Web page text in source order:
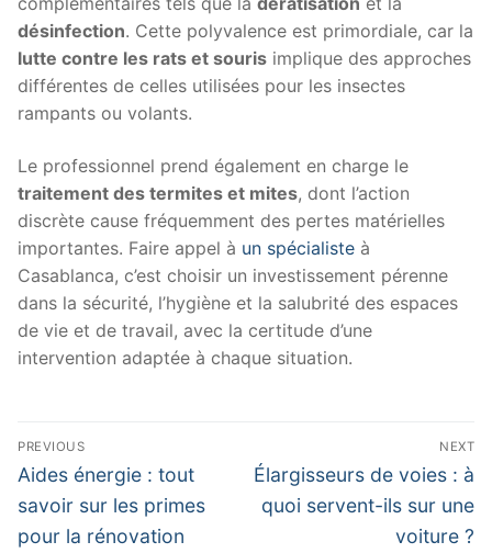
désinfection. Cette polyvalence est primordiale, car la
lutte contre les rats et souris implique des approches
différentes de celles utilisées pour les insectes
rampants ou volants.
Le professionnel prend également en charge le
traitement des termites et mites, dont l’action
discrète cause fréquemment des pertes matérielles
importantes. Faire appel à un spécialiste à
Casablanca, c’est choisir un investissement pérenne
dans la sécurité, l’hygiène et la salubrité des espaces
de vie et de travail, avec la certitude d’une
intervention adaptée à chaque situation.
Navigation
de
l’article
PREVIOUS
Previous
post:
Aides énergie : tout
savoir sur les primes
pour la rénovation
NEXT
Next
post:
Élargisseurs de voies : à
quoi servent-ils sur une
voiture ?